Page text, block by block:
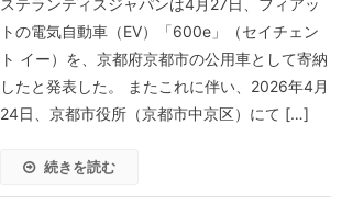
ステランティスジャパンは4月27日、フィアッ
トの電気自動車（EV）「600e」（セイチェン
ト イー）を、京都府京都市の公用車として寄納
したと発表した。 またこれに伴い、2026年4月
24日、京都市役所（京都市中京区）にて […]
続きを読む